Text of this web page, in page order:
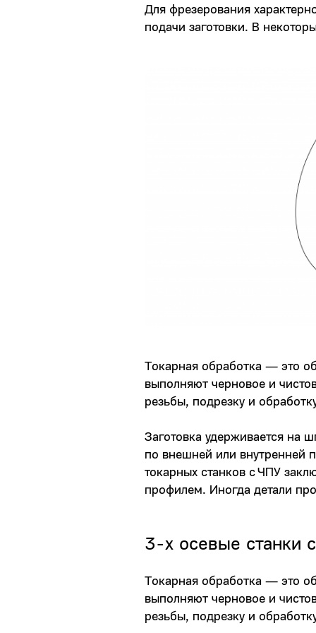
Для фрезерования
подачи заготовки. В
Токарная обработка — это
выполняют черновое и
резьбы, подрезку и
Заготовка удерживается на
по внешней или внутренней
токарных станков с ЧПУ
профилем. Иногда детали
3-х осевые станки
Токарная обработка — это
выполняют черновое и
резьбы, подрезку и